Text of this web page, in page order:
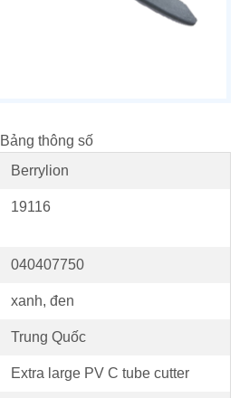
Bảng thông số
Berrylion
19116
040407750
xanh, đen
Trung Quốc
Extra large PV C tube cutter